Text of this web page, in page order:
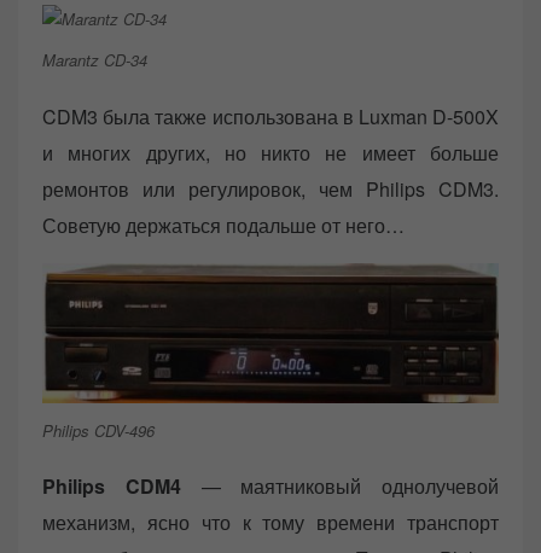
Marantz CD-34
CDM3 была также использована в Luxman D-500X
и многих других, но никто не имеет больше
ремонтов или регулировок, чем Philips CDM3.
Советую держаться подальше от него…
Philips CDV-496
Philips CDM4— маятниковый однолучевой
механизм, ясно что к тому времени транспорт